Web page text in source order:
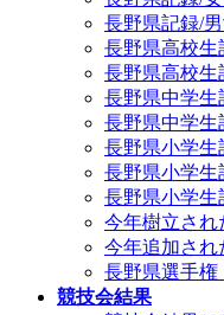
長野県記録/
長野県高校生
長野県高校生
長野県中学生
長野県中学生
長野県小学生
長野県小学生
長野県小学生
今年樹立され
今年追加され
長野県選手権
競技会結果